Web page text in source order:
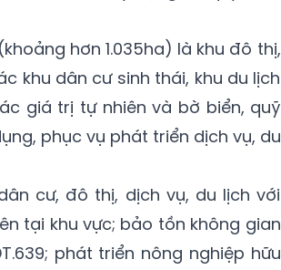
hơn 1.035ha) là khu đô thị,
khu dân cư sinh thái, khu du lịch
giá trị tự nhiên và bờ biển, quỹ
phục vụ phát triển dịch vụ, du
cư, đô thị, dịch vụ, du lịch với
tại khu vực; bảo tồn không gian
phát triển nông nghiệp hữu